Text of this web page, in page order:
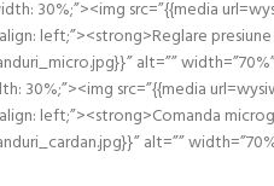
30%;”><img src=”{{media
left;”><strong>Reglare
alt=””
src=”{{media
left;”><strong>Comanda
alt=””